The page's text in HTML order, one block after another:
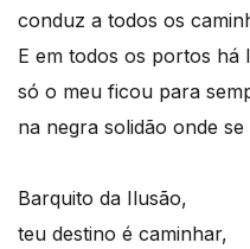
conduz a todos os
E em todos os portos há
só o meu ficou para
na negra solidão onde
Barquito da Ilusão,
teu destino é caminhar,